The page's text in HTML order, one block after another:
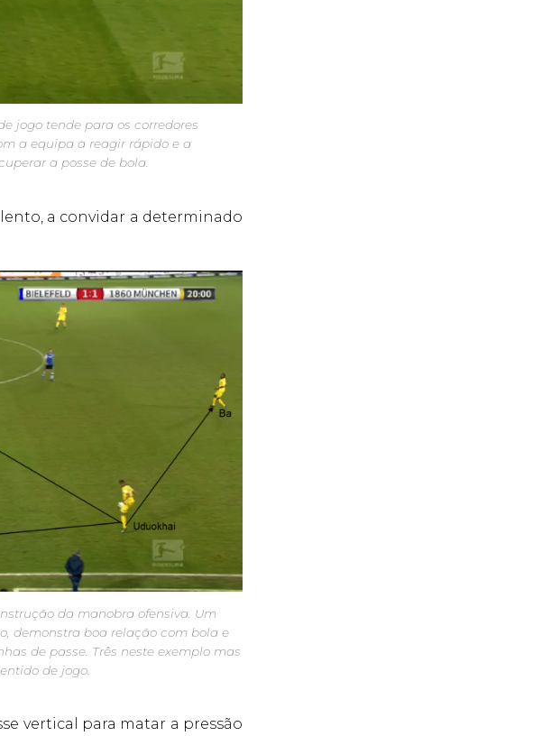
jogo tende para os corredores
a equipa a reagir rápido e a
a posse de bola.
a convidar a determinado
da manobra ofensiva. Um
demonstra boa relação com bola e
de passe. Três neste exemplo mas
de jogo.
vertical para matar a pressão